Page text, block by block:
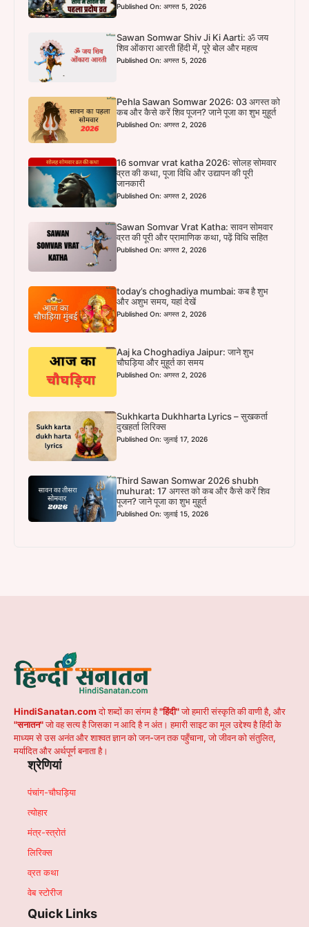
Published On: अगस्त 5, 2026
Sawan Somwar Shiv Ji Ki Aarti: ॐ जय
शिव ओंकारा आरती हिंदी में, पूरे बोल और महत्व
Published On: अगस्त 5, 2026
Pehla Sawan Somwar 2026: 03 अगस्त को
कब और कैसे करें शिव पूजन? जाने पूजा का शुभ मुहूर्त
Published On: अगस्त 2, 2026
16 somvar vrat katha 2026: सोलह सोमवार
व्रत की कथा, पूजा विधि और उद्यापन की पूरी
जानकारी
Published On: अगस्त 2, 2026
Sawan Somvar Vrat Katha: सावन सोमवार
व्रत की पूरी और प्रामाणिक कथा, पढ़ें विधि सहित
Published On: अगस्त 2, 2026
today’s choghadiya mumbai: कब है शुभ
और अशुभ समय, यहां देखें
Published On: अगस्त 2, 2026
Aaj ka Choghadiya Jaipur: जाने शुभ
चौघड़िया और मुहूर्त का समय
Published On: अगस्त 2, 2026
Sukhkarta Dukhharta Lyrics – सुखकर्ता
दुखहर्ता लिरिक्स
Published On: जुलाई 17, 2026
Third Sawan Somwar 2026 shubh
muhurat: 17 अगस्त को कब और कैसे करें शिव
पूजन? जाने पूजा का शुभ मुहूर्त
Published On: जुलाई 15, 2026
HindiSanatan.comदो शब्दों का संगम है"हिंदी"जो हमारी संस्कृति की वाणी है, और
"सनातन"जो वह सत्य है जिसका न आदि है न अंत। हमारी साइट का मूल उद्देश्य है हिंदी के
माध्यम से उस अनंत और शाश्वत ज्ञान को जन-जन तक पहुँचाना, जो जीवन को संतुलित,
मर्यादित और अर्थपूर्ण बनाता है।
श्रेणियां
पंचांग-चौघड़िया
त्योहार
मंत्र-स्त्रोतं
लिरिक्स
व्रत कथा
वेब स्टोरीज
Quick Links